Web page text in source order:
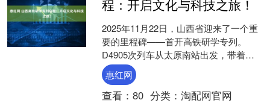
程：开启文化与科技之旅！
2025年11月22日，山西省迎来了一个重
要的里程碑——首开高铁研学专列。
D4905次列车从太原南站出发，带着来
自山西博雅培文实验学校的556名师生，
开启为期三....
惠红网
查看： 80 分类： 淘配网官网